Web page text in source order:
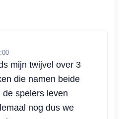
mijn twijvel over 3
die namen beide
de spelers leven
nog dus we